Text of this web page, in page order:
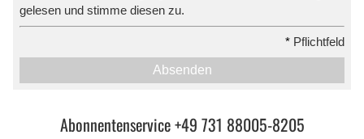
gelesen und stimme diesen zu.
* Pflichtfeld
Absenden
Abonnentenservice +49 731 88005-8205